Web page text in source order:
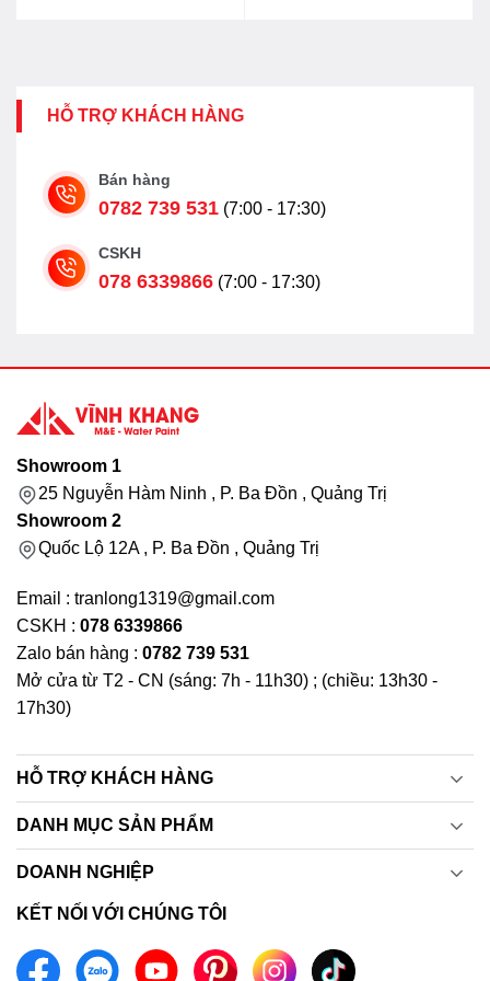
HỖ TRỢ KHÁCH HÀNG
Bán hàng
0782 739 531 (7:00 - 17:30)
CSKH
078 6339866 (7:00 - 17:30)
Showroom 1
25 Nguyễn Hàm Ninh , P. Ba Đồn , Quảng Trị
Showroom 2
Quốc Lộ 12A , P. Ba Đồn , Quảng Trị
Email : tranlong1319@gmail.com
CSKH : 078 6339866
Zalo bán hàng : 0782 739 531
Mở cửa từ T2 - CN (sáng: 7h - 11h30) ; (chiều: 13h30 -
17h30)
HỖ TRỢ KHÁCH HÀNG
DANH MỤC SẢN PHẨM
DOANH NGHIỆP
KẾT NỐI VỚI CHÚNG TÔI